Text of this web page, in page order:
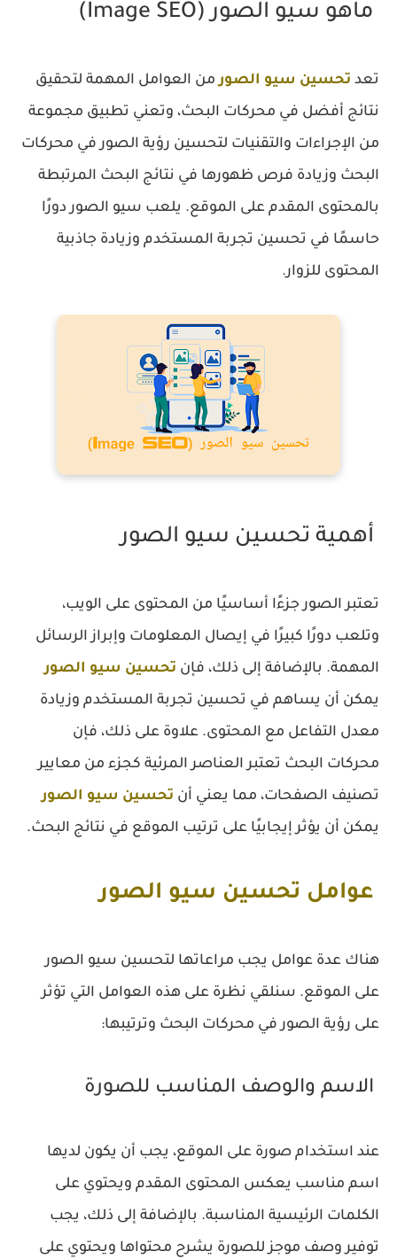
ماهو سيو الصور (Image SEO)
تعد تحسين سيو الصورمن العوامل المهمة لتحقيق
نتائج أفضل في محركات البحث، وتعني تطبيق مجموعة
من الإجراءات والتقنيات لتحسين رؤية الصور في محركات
البحث وزيادة فرص ظهورها في نتائج البحث المرتبطة
بالمحتوى المقدم على الموقع. يلعب سيو الصور دورًا
حاسمًا في تحسين تجربة المستخدم وزيادة جاذبية
المحتوى للزوار.
أهمية تحسين سيو الصور
تعتبر الصور جزءًا أساسيًا من المحتوى على الويب،
وتلعب دورًا كبيرًا في إيصال المعلومات وإبراز الرسائل
المهمة. بالإضافة إلى ذلك، فإن تحسين سيو الصور
يمكن أن يساهم في تحسين تجربة المستخدم وزيادة
معدل التفاعل مع المحتوى. علاوة على ذلك، فإن
محركات البحث تعتبر العناصر المرئية كجزء من معايير
تصنيف الصفحات، مما يعني أن تحسين سيو الصور
يمكن أن يؤثر إيجابيًا على ترتيب الموقع في نتائج البحث.
عوامل تحسين سيو الصور
هناك عدة عوامل يجب مراعاتها لتحسين سيو الصور
على الموقع. سنلقي نظرة على هذه العوامل التي تؤثر
على رؤية الصور في محركات البحث وترتيبها:
الاسم والوصف المناسب للصورة
عند استخدام صورة على الموقع، يجب أن يكون لديها
اسم مناسب يعكس المحتوى المقدم ويحتوي على
الكلمات الرئيسية المناسبة. بالإضافة إلى ذلك، يجب
توفير وصف موجز للصورة يشرح محتواها ويحتوي على